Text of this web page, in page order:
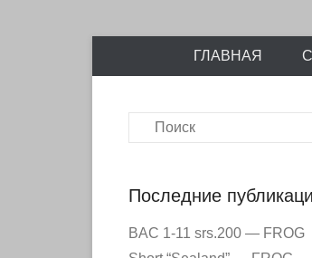
к
Ретро-
ГЛАВНАЯ
Поиск
Последние
BAC 1-11 srs.200 — FROG